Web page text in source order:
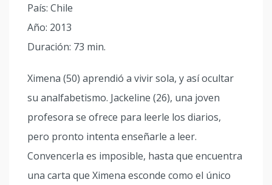
País: Chile
Año: 2013
Duración: 73 min.
Ximena (50) aprendió a vivir sola, y así ocultar
su analfabetismo. Jackeline (26), una joven
profesora se ofrece para leerle los diarios,
pero pronto intenta enseñarle a leer.
Convencerla es imposible, hasta que encuentra
una carta que Ximena esconde como el único